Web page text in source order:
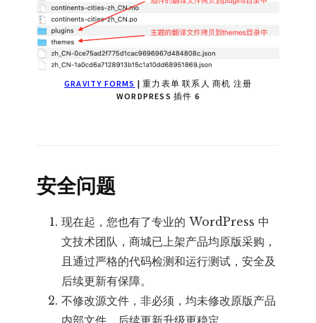
GRAVITY FORMS | 重力表单 联系人 商机 注册
WORDPRESS 插件 6
安全问题
现在起，您也有了专业的 WordPress 中
文技术团队，商城已上架产品均原版采购，
且通过严格的代码检测和运行测试，安全及
后续更新有保障。
不修改源文件，非必须，均未修改原版产品
内部文件，后续更新升级更稳定。